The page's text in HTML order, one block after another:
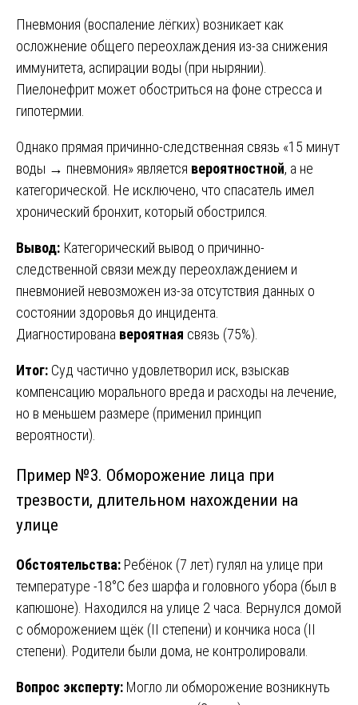
Пневмония (воспаление лёгких) возникает как
осложнение общего переохлаждения из-за снижения
иммунитета, аспирации воды (при нырянии).
Пиелонефрит может обостриться на фоне стресса и
гипотермии.
Однако прямая причинно-следственная связь «15 минут
воды → пневмония» является вероятностной, а не
категорической. Не исключено, что спасатель имел
хронический бронхит, который обострился.
Вывод: Категорический вывод о причинно-
следственной связи между переохлаждением и
пневмонией невозможен из-за отсутствия данных о
состоянии здоровья до инцидента.
Диагностирована вероятная связь (75%).
Итог: Суд частично удовлетворил иск, взыскав
компенсацию морального вреда и расходы на лечение,
но в меньшем размере (применил принцип
вероятности).
Пример №3. Обморожение лица при
трезвости, длительном нахождении на
улице
Обстоятельства: Ребёнок (7 лет) гулял на улице при
температуре -18°C без шарфа и головного убора (был в
капюшоне). Находился на улице 2 часа. Вернулся домой
с обморожением щёк (II степени) и кончика носа (II
степени). Родители были дома, не контролировали.
Вопрос эксперту: Могло ли обморожение возникнуть